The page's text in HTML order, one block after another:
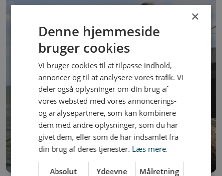
×
Denne hjemmeside
bruger cookies
Vi bruger cookies til at tilpasse indhold,
annoncer og til at analysere vores trafik. Vi
deler også oplysninger om din brug af
vores websted med vores annoncerings-
og analysepartnere, som kan kombinere
dem med andre oplysninger, som du har
givet dem, eller som de har indsamlet fra
din brug af deres tjenester. Læs mere.
Absolut
Ydeevne Målretning